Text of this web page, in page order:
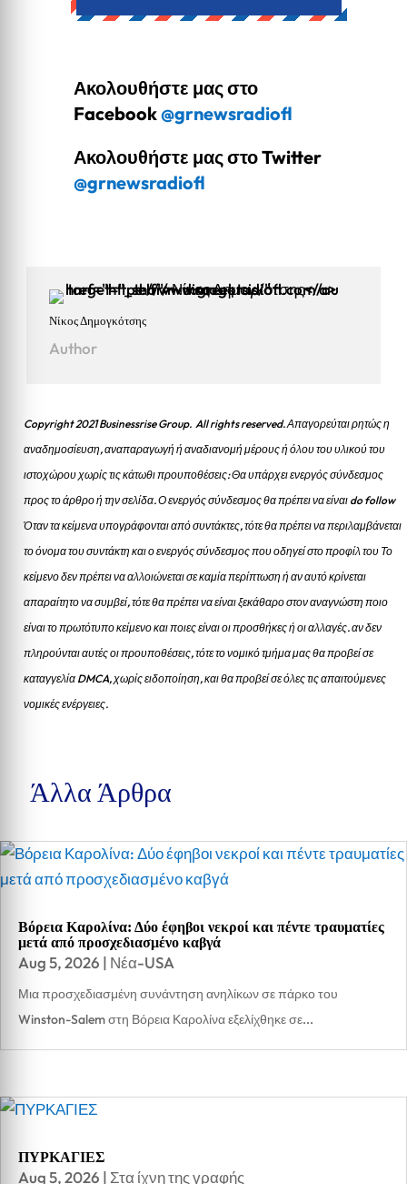
Ακολουθήστε μας στο
Facebook@grnewsradiofl
Ακολουθήστε μας στο Twitter
@grnewsradiofl
Νίκος Δημογκότσης
Author
Copyright 2021 Businessrise Group. All rights reserved. Απαγορεύται ρητώς η
αναδημοσίευση, αναπαραγωγή ή αναδιανομή μέρους ή όλου του υλικού του
ιστοχώρου χωρίς τις κάτωθι προυποθέσεις: Θα υπάρχει ενεργός σύνδεσμος
προς το άρθρο ή την σελίδα.Ο ενεργός σύνδεσμος θα πρέπει να είναι do follow
Όταν τα κείμενα υπογράφονται από συντάκτες, τότε θα πρέπει να περιλαμβάνεται
το όνομα του συντάκτη και ο ενεργός σύνδεσμος που οδηγεί στο προφίλ του Το
κείμενο δεν πρέπει να αλλοιώνεται σε καμία περίπτωση ή αν αυτό κρίνεται
απαραίτητο να συμβεί, τότε θα πρέπει να είναι ξεκάθαρο στον αναγνώστη ποιο
είναι το πρωτότυπο κείμενο και ποιες είναι οι προσθήκες ή οι αλλαγές. αν δεν
πληρούνται αυτές οι προυποθέσεις, τότε το νομικό τμήμα μας θα προβεί σε
καταγγελία DMCA, χωρίς ειδοποίηση, και θα προβεί σε όλες τις απαιτούμενες
νομικές ενέργειες.
Άλλα Άρθρα
Βόρεια Καρολίνα: Δύο έφηβοι νεκροί και πέντε τραυματίες
μετά από προσχεδιασμένο καβγά
Aug 5, 2026 | Νέα-USA
Μια προσχεδιασμένη συνάντηση ανηλίκων σε πάρκο του
Winston-Salem στη Βόρεια Καρολίνα εξελίχθηκε σε...
ΠΥΡΚΑΓΙΕΣ
Aug 5, 2026 | Στα ίχνη της γραφής